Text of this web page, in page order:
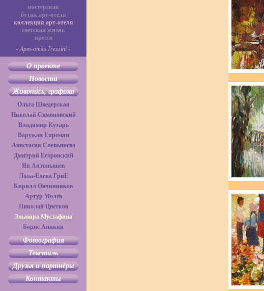
мастерская
бутик арт-отеля
коллекция арт-отеля
светская жизнь
пресса
- Арт-отль Trezzini -
О проекте
Новости
Живопись, графика
Ольга Шведерская
Николай Симоновский
Владимир Кухарь
Варужан Епремян
Анастасия Слепышева
Дмитрий Егоровский
Ян Антонышев
Лола-Елена ГриЕ
Кирилл Овчинников
Артур Молев
Николай Цветков
Эльмира Мустафина
Борис Аникин
Фотография
Текстиль
Друзья и партнёры
Контакты